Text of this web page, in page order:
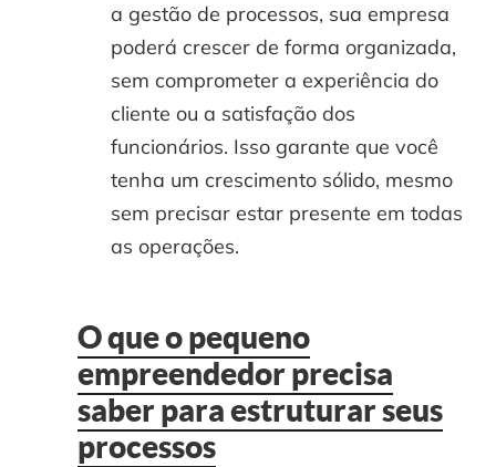
a gestão de processos, sua empresa
poderá crescer de forma organizada,
sem comprometer a experiência do
cliente ou a satisfação dos
funcionários. Isso garante que você
tenha um crescimento sólido, mesmo
sem precisar estar presente em todas
as operações.
O que o pequeno
empreendedor precisa
saber para estruturar seus
processos